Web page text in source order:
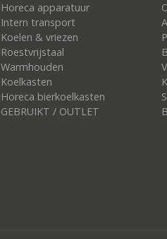
Horeca apparatuur
Intern transport
Koelen & vriezen
Roestvrijstaal
Warmhouden
Koelkasten
Horeca bierkoelkasten
GEBRUIKT / OUTLET